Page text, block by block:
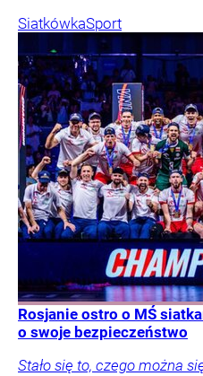
SiatkówkaSport
Rosjanie ostro o MŚ
o swoje bezpieczeństwo
Stało się to, czego można